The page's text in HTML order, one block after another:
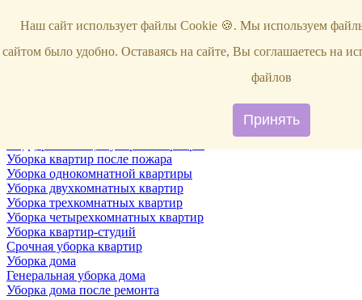
Уборка
Уборка снега
Уборка квартир после пожара
Уборка однокомнатной квартиры
Уборка двухкомнатных квартир
Уборка трехкомнатных квартир
Уборка четырехкомнатных квартир
Уборка квартир-студий
Срочная уборка квартир
Уборка дома
Генеральная уборка дома
Уборка дома после ремонта
Наш сайт использует файлы Cookie 🍪. Мы используем
сайтом было удобно. Оставаясь на сайте, Вы соглашаетесь на
файлов
Принять